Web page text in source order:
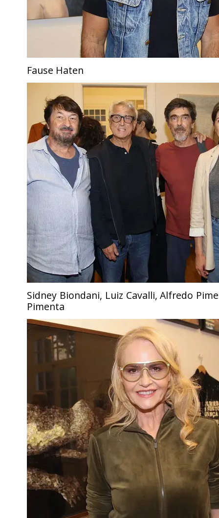
Fause Haten
Sidney Biondani, Luiz Cavalli, Alfredo
Pimenta